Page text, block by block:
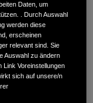
Daten, um
. Durch Auswahl
werden diese
erscheinen
relevant sind. Sie
Auswahl zu ändern
Link Voreinstellungen
sich auf unsere/n